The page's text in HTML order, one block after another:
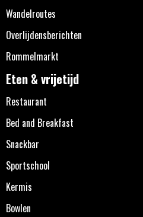
Wandelroutes
Overlijdensberichten
Rommelmarkt
Eten & vrijetijd
Restaurant
Bed and Breakfast
Snackbar
Sportschool
Kermis
Bowlen